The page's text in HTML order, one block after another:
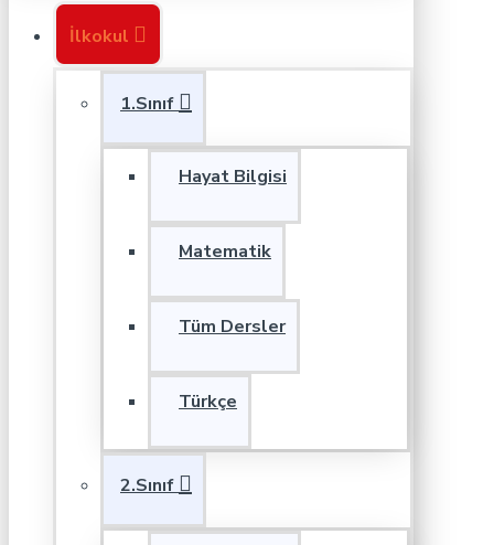
İlkokul
1.Sınıf
Hayat Bilgisi
Matematik
Tüm Dersler
Türkçe
2.Sınıf